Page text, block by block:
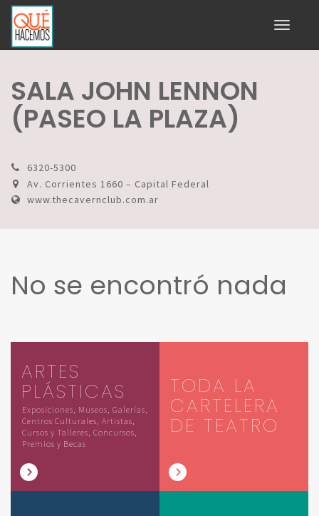
Toggle
SALA JOHN LENNON
(PASEO LA PLAZA)
6320-5300
Av. Corrientes 1660 – Capital Federal
www.thecavernclub.com.ar
No se encontró nada
ARTES
PLÁSTICAS
Exposiciones, Museos, Galerías,
Centros Culturales, Artistas,
Cursos y Talleres, Concursos,
Premios y Becas
TODA LA
CARTELERA
DE TEATRO